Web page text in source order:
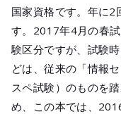
国家資格です。年に2
す。2017年4月の春
験区分ですが、試験
どは、従来の「情報
スペ試験）のものを
め、この本では、